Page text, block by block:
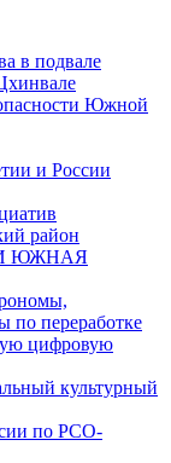
в подвале
Южной
и России
район
ЮЖНАЯ
по переработке
цифровую
культурный
по РСО-